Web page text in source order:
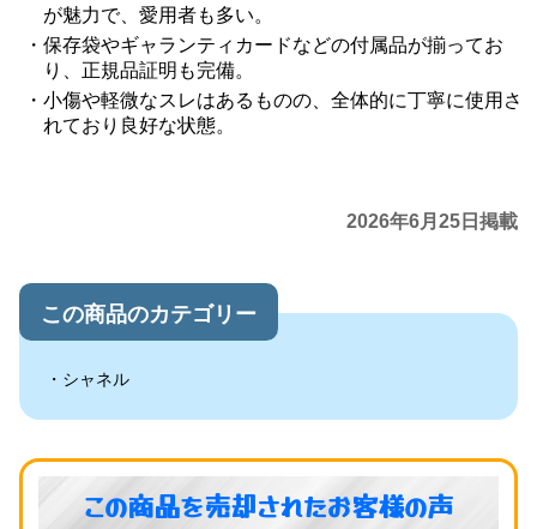
が魅力で、愛用者も多い。
保存袋やギャランティカードなどの付属品が揃ってお
り、正規品証明も完備。
小傷や軽微なスレはあるものの、全体的に丁寧に使用さ
れており良好な状態。
2026年6月25日掲載
この商品のカテゴリー
シャネル
この商品を売却されたお客様の声